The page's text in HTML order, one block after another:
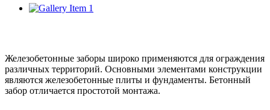
Железобетонные заборы широко применяются для ограждения
различных территорий. Основными элементами конструкции
являются железобетонные плиты и фундаменты. Бетонный
забор отличается простотой монтажа.